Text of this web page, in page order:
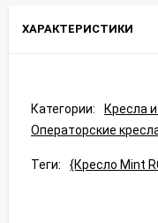
ХАРАКТЕРИСТИКИ
Категории: Кресла
Операторские
Теги: {Кресло Mint